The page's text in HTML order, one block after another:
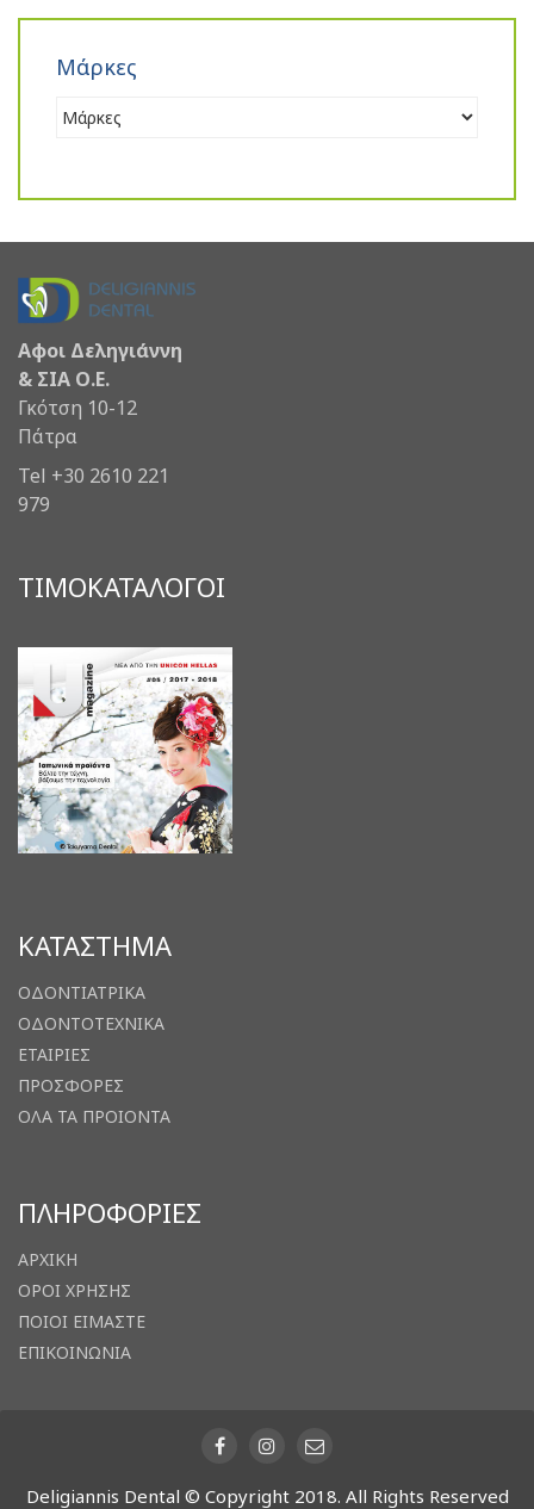
Μάρκες
Αφοι Δεληγιάννη
& ΣΙΑ Ο.Ε.
Γκότση 10-12
Πάτρα
Tel +30 2610 221
979
ΤΙΜΟΚΑΤΑΛΟΓΟΙ
ΚΑΤΑΣΤΗΜΑ
ΟΔΟΝΤΙΑΤΡΙΚΑ
ΟΔΟΝΤΟΤΕΧΝΙΚΑ
ΕΤΑΙΡΙΕΣ
ΠΡΟΣΦΟΡΕΣ
ΟΛΑ ΤΑ ΠΡΟΙΟΝΤΑ
ΠΛΗΡΟΦΟΡΙΕΣ
ΑΡΧΙΚΗ
ΟΡΟΙ ΧΡΗΣΗΣ
ΠΟΙΟΙ ΕΙΜΑΣΤΕ
ΕΠΙΚΟΙΝΩΝΙΑ
Deligiannis Dental © Copyright 2018. All Rights Reserved